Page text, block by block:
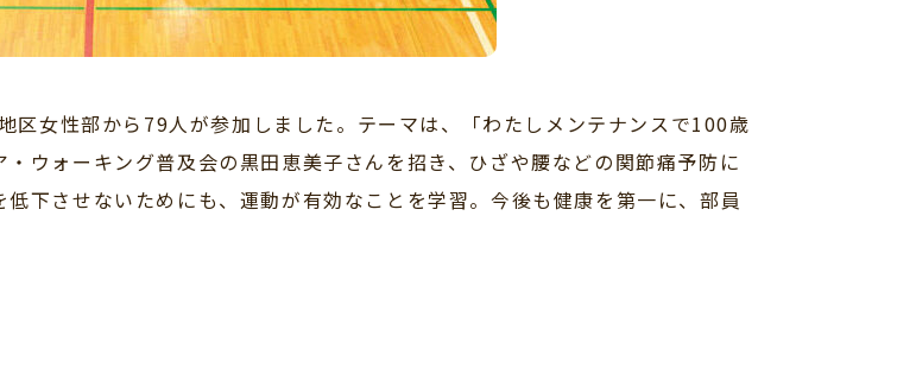
女性部から79人が参加しました。テーマは、「わたしメンテナンスで100歳
ウォーキング普及会の黒田恵美子さんを招き、ひざや腰などの関節痛予防に
下させないためにも、運動が有効なことを学習。今後も健康を第一に、部員